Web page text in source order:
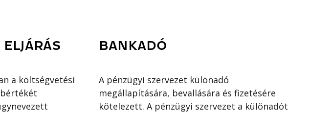
a költségvetési
BANKADÓ
A pénzügyi szervezet különadó
megállapítására, bevallására és fizetésére
kötelezett. A pénzügyi szervezet a különadót